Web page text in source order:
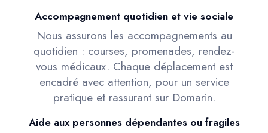
Accompagnement quotidien et vie sociale
Nous assurons les accompagnements au
quotidien : courses, promenades, rendez-
vous médicaux. Chaque déplacement est
encadré avec attention, pour un service
pratique et rassurant sur Domarin.
Aide aux personnes dépendantes ou fragiles